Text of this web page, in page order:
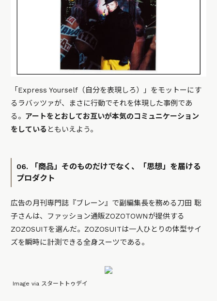
「Express Yourself（自分を表現しろ）」をモットーにす
るラバッツァが、まさに行動でそれを体現した事例であ
る。 アートをとおしてお互いが本気のコミュニケーション
をしている ともいえよう。
06. 「商品」そのものだけでなく、「思想」を届ける
プロダクト
広告の月刊専門誌『ブレーン』で副編集長を務める刀田 聡
子さんは、ファッション通販ZOZOTOWNが提供する
ZOZOSUITを選んだ。ZOZOSUITは一人ひとりの体型サイ
ズを瞬時に計測できる全身スーツである。
Image via スタートトゥデイ